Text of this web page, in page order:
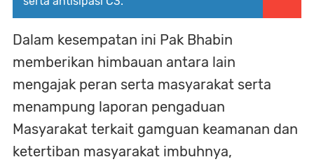
Dalam kesempatan ini Pak Bhabin
memberikan himbauan antara lain
mengajak peran serta masyarakat serta
menampung laporan pengaduan
Masyarakat terkait gamguan keamanan dan
ketertiban masyarakat imbuhnya,